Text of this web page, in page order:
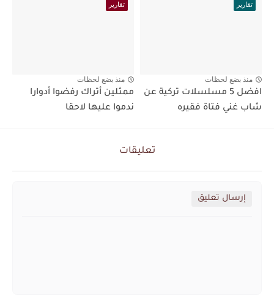
تقارير
منذ بضع لحظات
افضل 5 مسلسلات تركية عن
شاب غني فتاة فقيره
تقارير
منذ بضع لحظات
ممثلين أتراك رفضوا أدوارا
ندموا عليها لاحقا
تعليقات
إرسال تعليق